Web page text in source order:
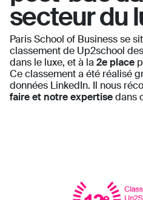
secteur du
Paris School of Business se
classement de Up2school
dans le luxe, et à la2e place
Ce classement a été réalisé
données LinkedIn. Il nous
faire et notre expertisedans